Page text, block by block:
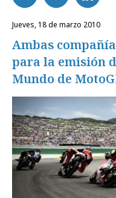
jueves, 18 de marzo 2010
Ambas
para la emisión
Mundo de